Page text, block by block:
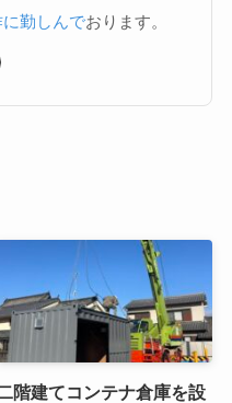
勤しんでおります。
階建てコンテナ倉庫を設